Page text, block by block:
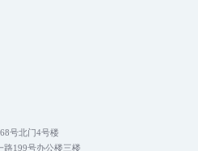
号北门4号楼
路199号办公楼三楼